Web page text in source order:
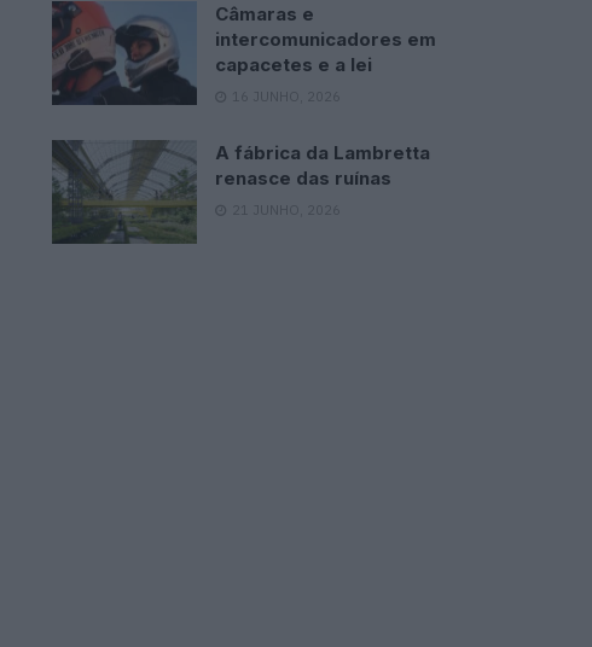
Câmaras e
intercomunicadores em
capacetes e a lei
16 JUNHO, 2026
A fábrica da Lambretta
renasce das ruínas
21 JUNHO, 2026